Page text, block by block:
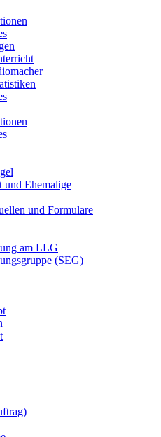
und Ehemalige
und Formulare
am LLG
(SEG)